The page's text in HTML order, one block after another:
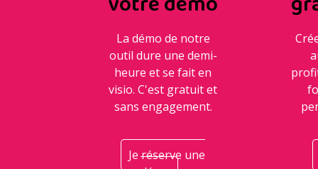
La démo de notre
outil dure une demi-
heure et se fait en
visio. C'est gratuit et
sans engagement.
Je réserve une